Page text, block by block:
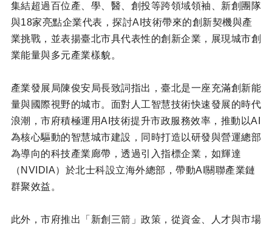
集結超過百位產、學、醫、創投等跨領域領袖、新創團隊
與18家亮點企業代表，探討AI技術帶來的創新契機與產
業挑戰，並表揚臺北市具代表性的創新企業，展現城市創
業能量與多元產業樣貌。
產業發展局陳俊安局長致詞指出，臺北是一座充滿創新能
量與國際視野的城市。面對人工智慧技術快速發展的時代
浪潮，市府積極運用AI技術提升市政服務效率，推動以AI
為核心驅動的智慧城市建設，同時打造以研發與營運總部
為導向的科技產業廊帶，透過引入指標企業，如輝達
（ NVIDIA）於北士科設立海外總部，帶動AI 關聯產業鏈
群聚效益。
此外，市府推出「新創三箭」政策，從資金、人才與市場